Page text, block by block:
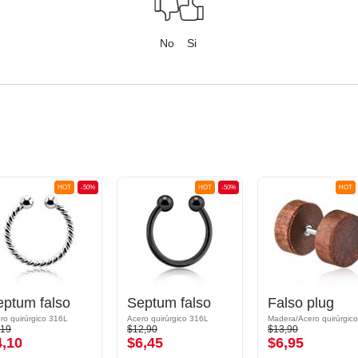
No Si
-50%
HOT
falso
quirúrgico 316L
-50%
HOT
Septum falso
Acero quirúrgico 316L
$12,90
$6,45
HOT
Falso plug
$13,90
$6,95